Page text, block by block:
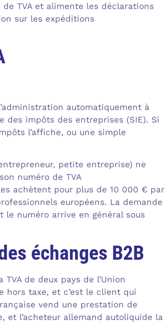
TVA et alimente les déclarations
sur les expéditions
automatiquement à
des impôts des entreprises (SIE). Si
l’affiche, ou une simple
petite entreprise) ne
numéro de TVA
achètent pour plus de 10 000 € par
européens. La demande
le numéro arrive en général sous
échanges B2B
de deux pays de l’Union
hors taxe, et c’est le client qui
vend une prestation de
et l’acheteur allemand autoliquide la